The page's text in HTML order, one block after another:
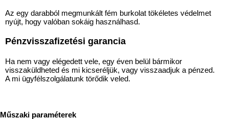
Az egy darabból megmunkált fém burkolat tökéletes védelmet
nyújt, hogy valóban sokáig használhasd.
Pénzvisszafizetési garancia
Ha nem vagy elégedett vele, egy éven belül bármikor
visszaküldheted és mi kicseréljük, vagy visszaadjuk a pénzed.
A mi ügyfélszolgálatunk törődik veled.
Műszaki paraméterek